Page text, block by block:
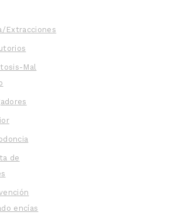
Extracciones
Mal
de
encías